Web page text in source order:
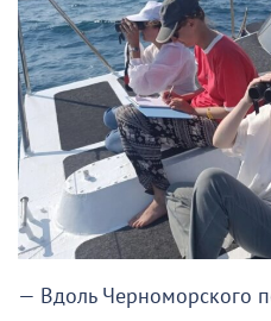
— Вдоль Черноморского